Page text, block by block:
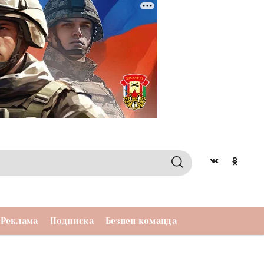
Реклама Подписка Безнен команда